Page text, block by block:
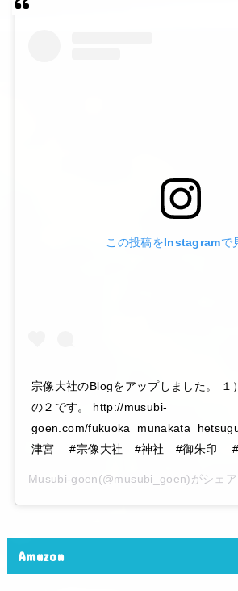
この投稿をInstagramで
宗像大社のBlogをアップしました。 １
の２です。 http://musubi-
goen.com/
津宮 #宗像大社 #神社 #御朱印
Musubi-goen(@musubi_goen)がシェ
Amazon